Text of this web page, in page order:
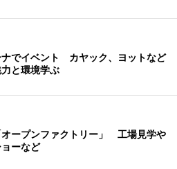
ナでイベント カヤック、ヨットなど
と環境学ぶ
オープンファクトリー」 工場見学や
ーなど